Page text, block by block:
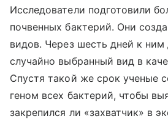
Исследователи подготовили
почвенных бактерий. Они
видов. Через шесть дней к ним
случайно выбранный вид в
Спустя такой же срок ученые
геном всех бактерий, чтобы
закрепился ли «захватчик» в